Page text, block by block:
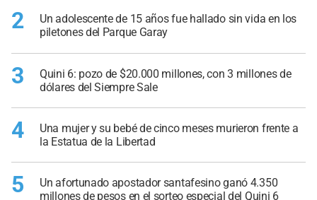
2
Un adolescente de 15 años fue hallado sin vida en los
piletones del Parque Garay
3
Quini 6: pozo de $20.000 millones, con 3 millones de
dólares del Siempre Sale
4
Una mujer y su bebé de cinco meses murieron frente a
la Estatua de la Libertad
5
Un afortunado apostador santafesino ganó 4.350
millones de pesos en el sorteo especial del Quini 6